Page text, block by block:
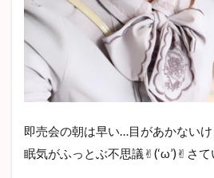
即売会の朝は早い…目があかない
眠気がふっとぶ不思議✌︎(‘ω’)✌︎さて